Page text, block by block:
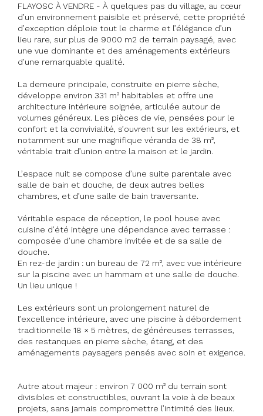
FLAYOSC À VENDRE - À quelques pas du village, au cœur
d’un environnement paisible et préservé, cette propriété
d’exception déploie tout le charme et l’élégance d’un
lieu rare, sur plus de 9000 m2 de terrain paysagé, avec
une vue dominante et des aménagements extérieurs
d’une remarquable qualité.
La demeure principale, construite en pierre sèche,
développe environ 331 m² habitables et offre une
architecture intérieure soignée, articulée autour de
volumes généreux. Les pièces de vie, pensées pour le
confort et la convivialité, s’ouvrent sur les extérieurs, et
notamment sur une magnifique véranda de 38 m²,
véritable trait d’union entre la maison et le jardin.
L’espace nuit se compose d’une suite parentale avec
salle de bain et douche, de deux autres belles
chambres, et d’une salle de bain traversante.
Véritable espace de réception, le pool house avec
cuisine d’été intègre une dépendance avec terrasse :
composée d’une chambre invitée et de sa salle de
douche.
En rez-de jardin : un bureau de 72 m², avec vue intérieure
sur la piscine avec un hammam et une salle de douche.
Un lieu unique !
Les extérieurs sont un prolongement naturel de
l’excellence intérieure, avec une piscine à débordement
traditionnelle 18 × 5 mètres, de généreuses terrasses,
des restanques en pierre sèche, étang, et des
aménagements paysagers pensés avec soin et exigence.
Autre atout majeur : environ 7 000 m² du terrain sont
divisibles et constructibles, ouvrant la voie à de beaux
projets, sans jamais compromettre l’intimité des lieux.